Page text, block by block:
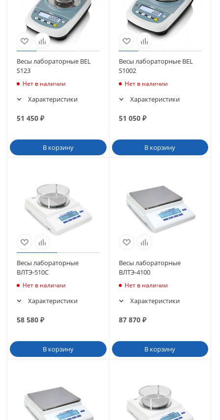
Весы лабораторные BEL
S123
Нет в наличии
Характеристики
51 450 ₽
В корзину
Весы лабораторные BEL
S1002
Нет в наличии
Характеристики
51 050₽
В корзину
Весы лабораторные
ВЛТЭ-510С
Нет в наличии
Характеристики
58 580 ₽
В корзину
Весы лабораторные
ВЛТЭ-4100
Нет в наличии
Характеристики
87 870₽
В корзину